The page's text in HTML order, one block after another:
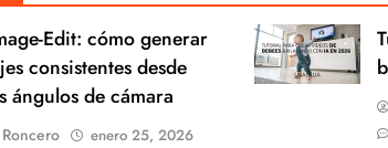
Edit: cómo generar
consistentes desde
ángulos de cámara
enero 25, 2026